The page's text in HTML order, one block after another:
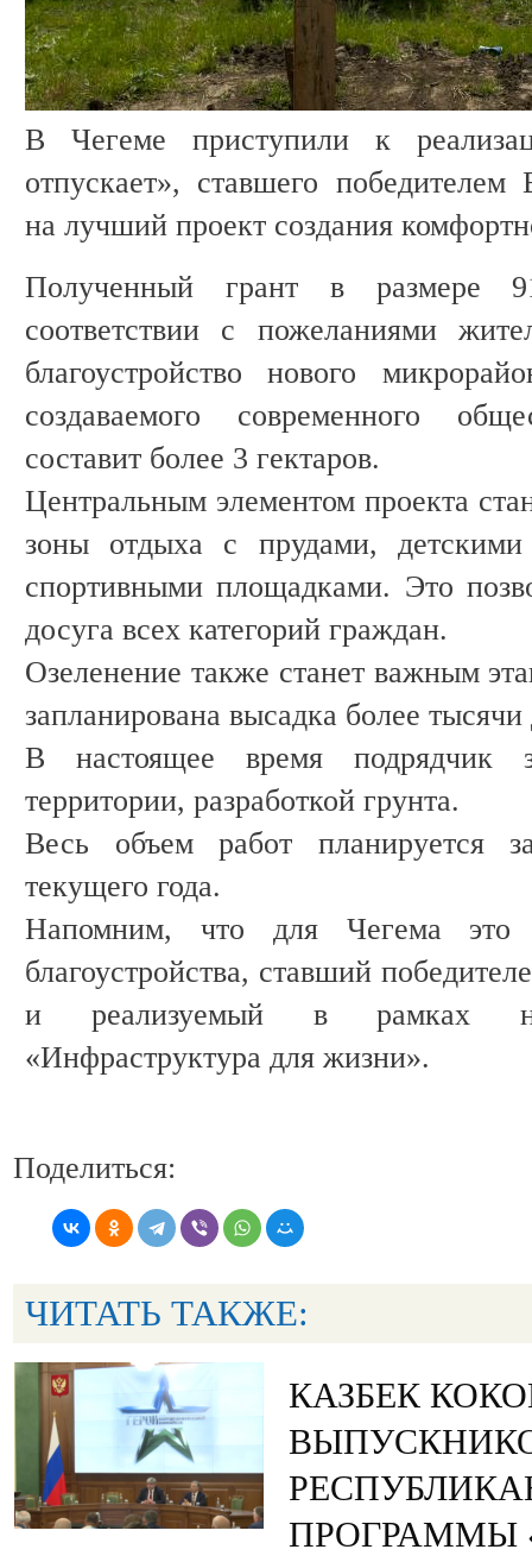
В Чегеме приступили к
отпускает», ставшего победителем
на лучший проект создания
Полученный грант в размере
соответствии с пожеланиями
благоустройство нового
создаваемого современного
составит более 3 гектаров.
Центральным элементом проекта
зоны отдыха с прудами,
спортивными площадками. Это
досуга всех категорий граждан.
Озеленение также станет важным
запланирована высадка более тысячи
В настоящее время подрядчик
территории, разработкой грунта.
Весь объем работ планируется
текущего года.
Напомним, что для Чегема это
благоустройства, ставший
и реализуемый в рамках
«Инфраструктура для жизни».
Поделиться:
ЧИТАТЬ ТАКЖЕ:
КАЗБЕК
ПРОГРАММЫ